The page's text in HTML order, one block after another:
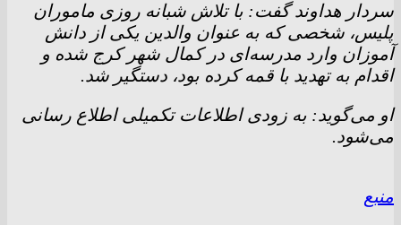
سردار هداوند گفت: با تلاش شبانه روزی ماموران
پلیس، شخصی که به عنوان والدین یکی از دانش
آموزان وارد مدرسه‌ای در کمال شهر کرج شده و
اقدام به تهدید با قمه کرده بود، دستگیر شد.
او می‌گوید: به زودی اطلاعات تکمیلی اطلاع رسانی
می‌شود.
منبع